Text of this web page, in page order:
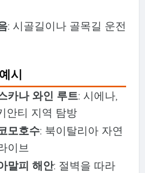
: 시골길이나 골목길 운전
시
카나 와인 루트: 시에나,
안티 지역 탐방
모호수: 북이탈리아 자연
이브
말피 해안: 절벽을 따라